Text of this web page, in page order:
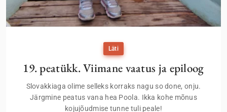
Läti
19. peatükk. Viimane vaatus ja epiloog
Slovakkiaga olime selleks korraks nagu so done, onju.
Järgmine peatus vana hea Poola. Ikka kohe mõnus
kojujõudmise tunne tuli peale!